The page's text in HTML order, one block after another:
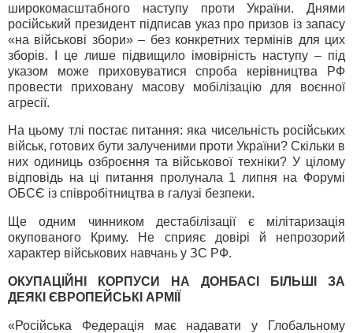
широкомасштабного наступу проти України. Днями
російський президент підписав указ про призов із запасу
«на військові збори» – без конкретних термінів для цих
зборів. І це лише підвищило імовірність наступу – під
указом може приховуватися спроба керівництва РФ
провести приховану масову мобілізацію для воєнної
агресії.
На цьому тлі постає питання: яка чисельність російських
військ, готових бути залученими проти України? Скільки в
них одиниць озброєння та військової техніки? У цілому
відповідь на ці питання пролунала 1 липня на Форумі
ОБСЄ із співробітництва в галузі безпеки.
Ще одним чинником дестабілізації є мілітаризація
окупованого Криму. Не сприяє довірі й непрозорий
характер військових навчань у ЗС РФ.
ОКУПАЦІЙНІ КОРПУСИ НА ДОНБАСІ БІЛЬШІ ЗА
ДЕЯКІ ЄВРОПЕЙСЬКІ АРМІЇ
«Російська Федерація має надавати у Глобальному